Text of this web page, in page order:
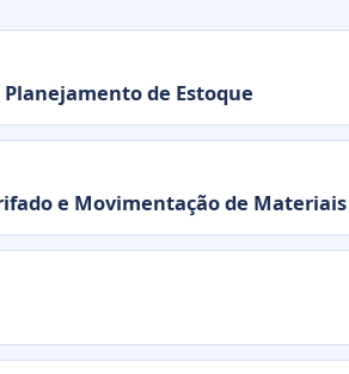
de Estoque
e Movimentação de Materiais